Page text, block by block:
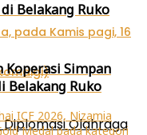
Olahraga
Belakang Ruko
Koperasi Simpan
Belakang Ruko